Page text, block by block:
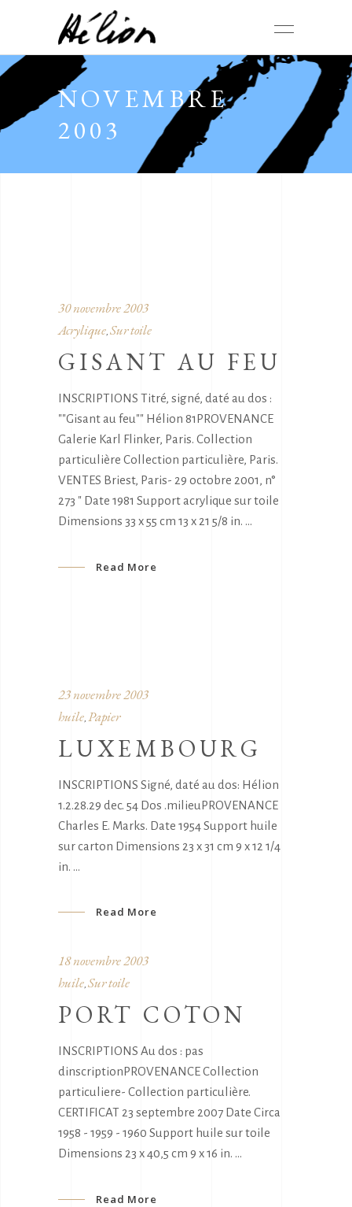
NOVEMBRE
2003
30 novembre 2003
Acrylique, Sur toile
GISANT AU FEU
INSCRIPTIONS Titré, signé, daté au dos :
""Gisant au feu"" Hélion 81PROVENANCE
Galerie Karl Flinker, Paris. Collection
particulière Collection particulière, Paris.
VENTES Briest, Paris- 29 octobre 2001, n°
273 " Date 1981 Support acrylique sur toile
Dimensions 33 x 55 cm 13 x 21 5/8 in.
Read More
23 novembre 2003
huile Papier
LUXEMBOURG
INSCRIPTIONS Signé, daté au dos: Hélion
1.2.28.29 dec. 54 Dos .milieuPROVENANCE
Charles E. Marks. Date 1954 Support huile
sur carton Dimensions 23 x 31 cm 9 x 12 1/4
in.
Read More
18 novembre 2003
huile, Sur toile
PORT COTON
INSCRIPTIONS Au dos : pas
dinscriptionPROVENANCE Collection
particuliere- Collection particulière.
CERTIFICAT 23 septembre 2007 Date Circa
1958 - 1959 - 1960 Support huile sur toile
Dimensions 23 x 40,5 cm 9 x 16 in.
Read More